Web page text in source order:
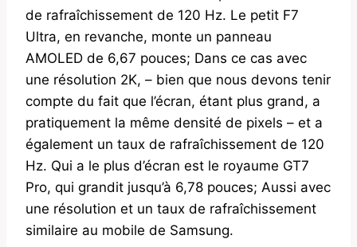
de rafraîchissement de 120 Hz. Le petit F7
Ultra, en revanche, monte un panneau
AMOLED de 6,67 pouces; Dans ce cas avec
une résolution 2K, – bien que nous devons tenir
compte du fait que l’écran, étant plus grand, a
pratiquement la même densité de pixels – et a
également un taux de rafraîchissement de 120
Hz. Qui a le plus d’écran est le royaume GT7
Pro, qui grandit jusqu’à 6,78 pouces; Aussi avec
une résolution et un taux de rafraîchissement
similaire au mobile de Samsung.